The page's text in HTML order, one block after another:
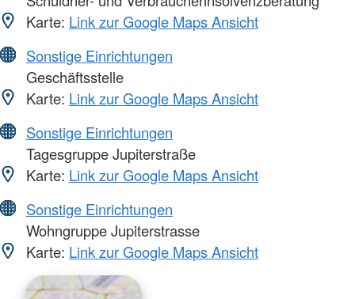
Karte: Link zur Google Maps Ansicht
Sonstige Einrichtungen
Geschäftsstelle
Karte: Link zur Google Maps Ansicht
Sonstige Einrichtungen
Tagesgruppe Jupiterstraße
Karte: Link zur Google Maps Ansicht
Sonstige Einrichtungen
Wohngruppe Jupiterstrasse
Karte: Link zur Google Maps Ansicht